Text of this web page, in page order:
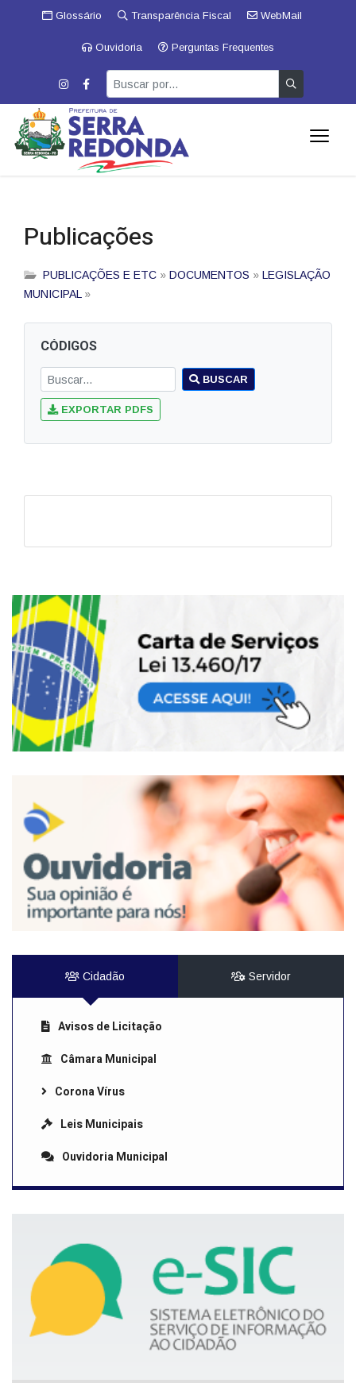
Glossário Transparência Fiscal WebMail
Ouvidoria Perguntas Frequentes
Publicações
PUBLICAÇÕES E ETC » DOCUMENTOS » LEGISLAÇÃO
MUNICIPAL »
CÓDIGOS
BUSCAR
EXPORTAR PDFS
Cidadão Servidor
Avisos de Licitação
Câmara Municipal
Corona Vírus
Leis Municipais
Ouvidoria Municipal